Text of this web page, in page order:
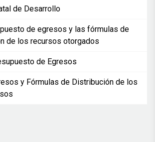
de Desarrollo
de egresos y las fórmulas de
de los recursos otorgados
de Egresos
y Fórmulas de Distribución de los